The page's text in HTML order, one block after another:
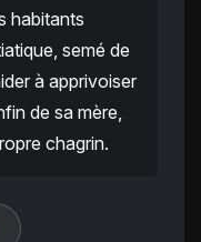
habitants
semé de
à apprivoiser
de sa mère,
chagrin.